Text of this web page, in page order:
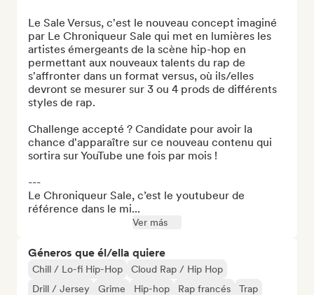
Le Sale Versus, c'est le nouveau concept imaginé
par Le Chroniqueur Sale qui met en lumières les
artistes émergeants de la scène hip-hop en
permettant aux nouveaux talents du rap de
s'affronter dans un format versus, où ils/elles
devront se mesurer sur 3 ou 4 prods de différents
styles de rap.
Challenge accepté ? Candidate pour avoir la
chance d'apparaître sur ce nouveau contenu qui
sortira sur YouTube une fois par mois !
---
Le Chroniqueur Sale, c’est le youtubeur de
référence dans le mi...
Ver más
Géneros que él/ella quiere
Chill / Lo-fi Hip-Hop
Cloud Rap / Hip Hop
Drill / Jersey
Grime Hip-hop Rap francés Trap